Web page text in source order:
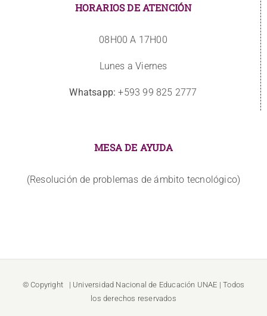
HORARIOS DE ATENCIÓN
08H00 A 17H00
Lunes a Viernes
Whatsapp: +593 99 825 2777
MESA DE AYUDA
(Resolución de problemas de ámbito tecnológico)
© Copyright | Universidad Nacional de Educación UNAE | Todos
los derechos reservados